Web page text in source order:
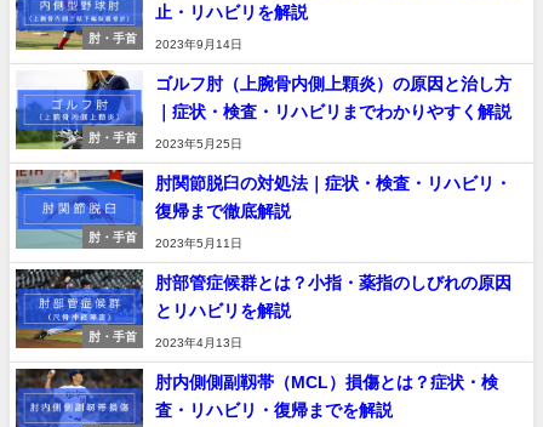
肘・手首
止・リハビリを解説
2023年9月14日
肘・手首
ゴルフ肘（上腕骨内側上顆炎）の原因と治し方
｜症状・検査・リハビリまでわかりやすく解説
2023年5月25日
肘・手首
肘関節脱臼の対処法｜症状・検査・リハビリ・
復帰まで徹底解説
2023年5月11日
肘・手首
肘部管症候群とは？小指・薬指のしびれの原因
とリハビリを解説
2023年4月13日
肘内側側副靱帯（MCL）損傷とは？症状・検
査・リハビリ・復帰までを解説